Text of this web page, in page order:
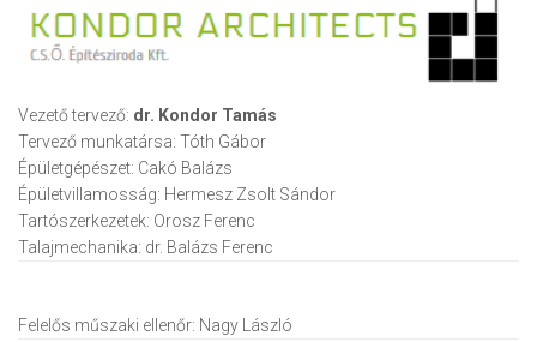
Vezető tervező: dr. Kondor Tamás
Tervező munkatársa: Tóth Gábor
Épületgépészet: Cakó Balázs
Épületvillamosság: Hermesz Zsolt Sándor
Tartószerkezetek: Orosz Ferenc
Talajmechanika: dr. Balázs Ferenc
Felelős műszaki ellenőr: Nagy László